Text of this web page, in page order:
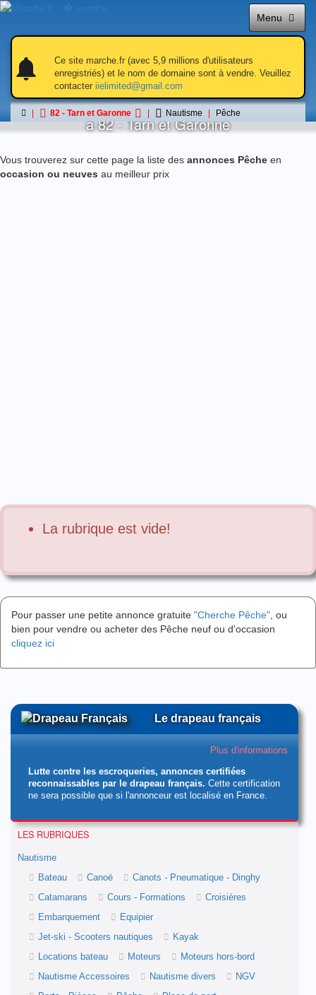
Menu
notifications
notifications
Ce site marche.fr (avec 5,9 millions d'utilisateurs
enregistriés) et le nom de domaine sont à vendre. Veuillez
contacter iielimited@gmail.com
82 - Tarn et Garonne Nautisme Pêche
Pêche
á 82 - Tarn et Garonne
Vous trouverez sur cette page la liste des annonces Pêche en
occasion ou neuves au meilleur prix
La rubrique est vide!
Pour passer une petite annonce gratuite "Cherche Pêche" , ou
bien pour vendre ou acheter des Pêche neuf ou d'occasion
cliquez ici
Le drapeau français
Plus d'informations
Lutte contre les escroqueries, annonces certifiées
reconnaissables par le drapeau français. Cette certification
ne sera possible que si l'annonceur est localisé en France.
LES RUBRIQUES
Nautisme
Bateau
Canoë
Canots - Pneumatique - Dinghy
Catamarans
Cours - Formations
Croisières
Embarquement
Equipier
Jet-ski - Scooters nautiques
Kayak
Locations bateau
Moteurs
Moteurs hors-bord
Nautisme Accessoires
Nautisme divers
NGV